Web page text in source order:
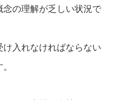
の理解が乏しい状況で
入れなければならない